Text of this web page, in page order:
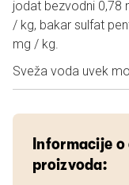
jodat bezvodni 0,78
/ kg, bakar sulfat
mg / kg.
Sveža voda uvek
Informacije
proizvoda: